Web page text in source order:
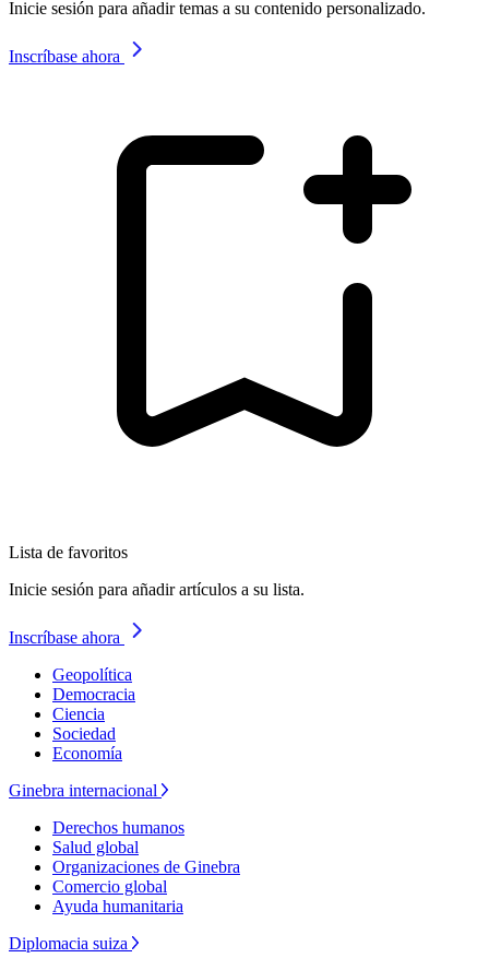
Inicie sesión para añadir temas a su contenido personalizado.
Inscríbase ahora
Lista de favoritos
Inicie sesión para añadir artículos a su lista.
Inscríbase ahora
Geopolítica
Democracia
Ciencia
Sociedad
Economía
Ginebra internacional
Derechos humanos
Salud global
Organizaciones de Ginebra
Comercio global
Ayuda humanitaria
Diplomacia suiza